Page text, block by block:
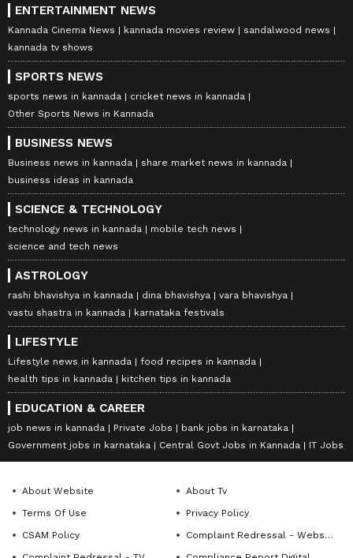
ENTERTAINMENT NEWS
Kannada Cinema News kannada movies review
sandalwood news
kannada tv shows
SPORTS NEWS
sports news in kannada
cricket news in kannada
Other Sports News in Kannada
BUSINESS NEWS
Business news in kannada
share market news in kannada
business ideas in kannada
SCIENCE & TECHNOLOGY
technology news in kannada
mobile tech news
science and tech news
ASTROLOGY
rashi bhavishya in kannada dina bhavishya
vara bhavishya
vastu shastra in kannada
karnataka festivals
LIFESTYLE
Lifestyle news in kannada
food recipes in kannada
health tips in kannada
kitchen tips in kannada
EDUCATION & CAREER
job news in kannada Private Jobs
bank jobs in karnataka
Government jobs in karnataka
Central Govt Jobs in Kannada IT Jobs
About Website
About Tv
Terms Of Use
Privacy Policy
CSAM Policy
Complaint Redressal - Website